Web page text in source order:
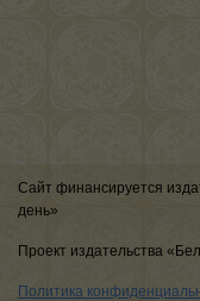
Сайт финансируется
день»
Проект издательства
Политика